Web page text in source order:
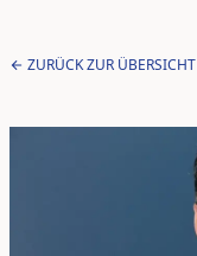
ZURÜCK ZUR ÜBERSICHT